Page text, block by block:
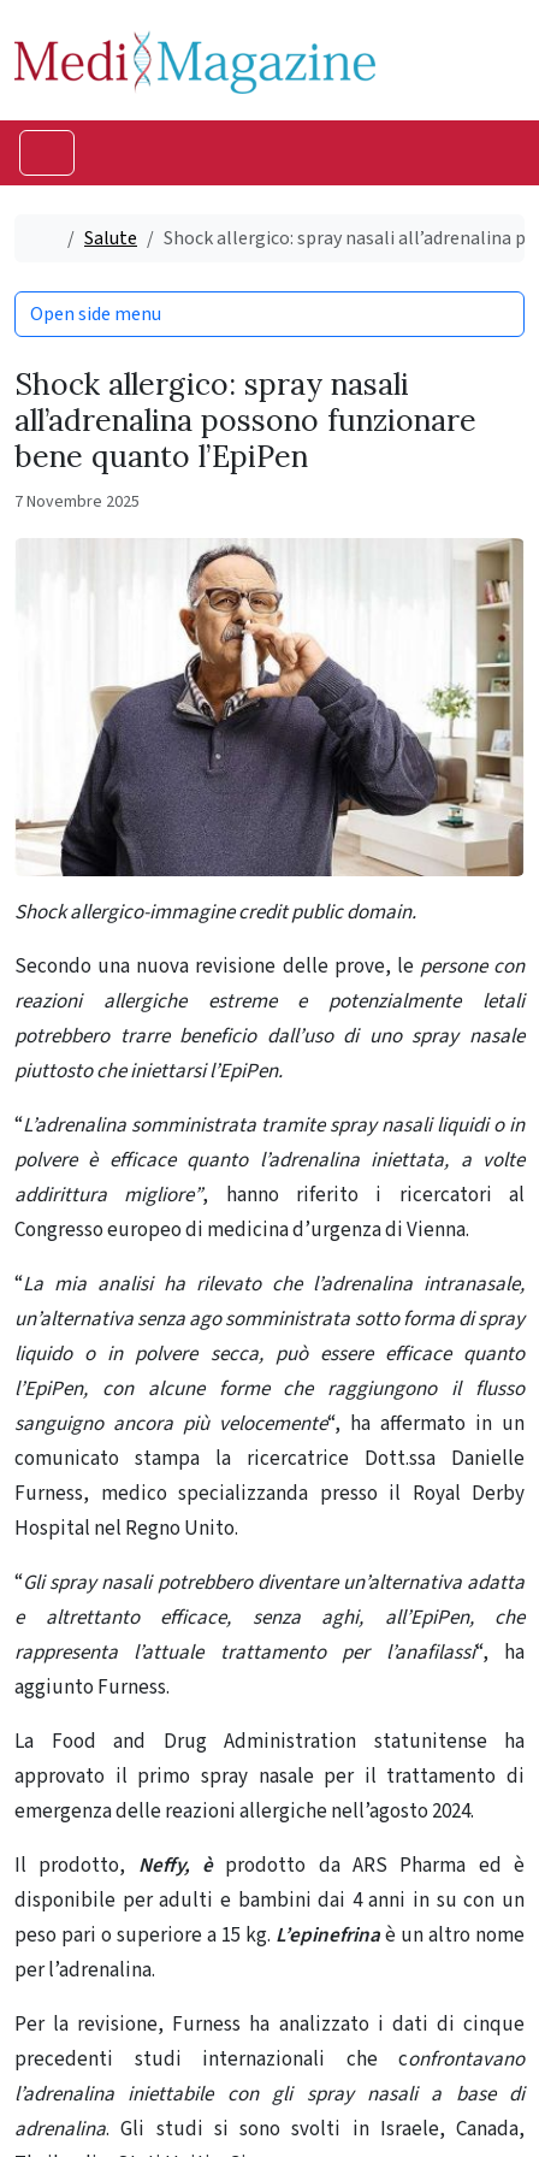
Home
Salute Shock allergico: spray nasali all’adrenalina
Shock allergico: spray nasali
all’adrenalina possono funzionare
bene quanto l’EpiPen
7 Novembre 2025
Shock allergico-immagine credit public domain.
Secondo una nuova revisione delle prove, lepersone con
reazioni allergiche estreme e potenzialmente letali
potrebbero trarre beneficio dall’uso di uno spray nasale
piuttosto che iniettarsi l’EpiPen.
“L’adrenalina somministrata tramite spray nasali liquidi o in
polvere è efficace quanto l’adrenalinainiettata, a volte
addirittura migliore”, hanno riferito i ricercatori al
Congresso europeo di medicina d’urgenzadi Vienna.
“La mia analisi ha rilevato che l’adrenalina intranasale,
un’alternativa senza ago somministrata sotto forma di spray
liquido o in polvere secca, può essere efficace quanto
l’EpiPen, con alcune forme che raggiungono il flusso
sanguigno ancora più velocemente“, ha affermato in un
comunicato stampa la ricercatrice Dott.ssa Danielle
Furness, medico specializzanda presso il Royal Derby
Hospital nel Regno Unito.
“Gli spray nasali potrebbero diventare un’alternativa adatta
e altrettanto efficace, senza aghi, all’EpiPen, che
rappresenta l’attuale trattamento per l’anafilassi“, ha
aggiunto Furness.
La Food and Drug Administration statunitense ha
approvato il primo spray nasaleper il trattamento di
emergenza dellereazioni allergichenell’agosto 2024.
Il prodotto, Neffy, è prodotto da ARS Pharma ed è
disponibile per adulti e bambini dai 4 anni in su con un
peso pari o superiore a 15 kg. L’epinefrinaè un altro nome
per l’adrenalina.
Per la revisione, Furness ha analizzato i dati di cinque
precedenti studi internazionali che confrontavano
l’adrenalina iniettabile con gli spray nasali a base di
adrenalina. Gli studi si sono svolti in Israele, Canada,
Open side menu